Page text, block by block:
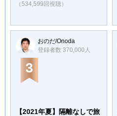
（534,599回視聴）
おのだ/Onoda
登録者数 370,000人
3
【2021年夏】隔離なしで旅